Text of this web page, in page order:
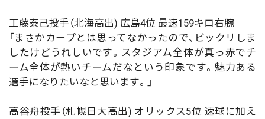
工藤泰己投手（北海高出) 広島4位 最速159キロ右腕
「まさかカープとは思ってなかったので、ビックリしま
したけどうれしいです。スタジアム全体が真っ赤でチ
ーム全体が熱いチームだなという印象です。魅力ある
選手になりたいなと思います。」
高谷舟投手（札幌日大高出) オリックス5位 速球に加え